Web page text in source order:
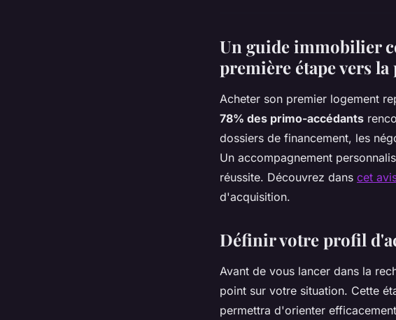
Un guide immobilier
première étape vers
Acheter son premier logement
78% des primo-accédants
dossiers de financement, les
Un accompagnement
réussite. Découvrez dans cet
d'acquisition.
Définir votre profil
Avant de vous lancer dans la
point sur votre situation. Cette
permettra d'orienter